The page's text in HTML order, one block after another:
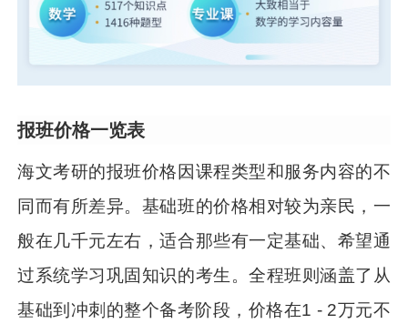
报班价格一览表
海文考研的报班价格因课程类型和服务内容的不
同而有所差异。基础班的价格相对较为亲民，一
般在几千元左右，适合那些有一定基础、希望通
过系统学习巩固知识的考生。全程班则涵盖了从
基础到冲刺的整个备考阶段，价格在1 - 2万元不